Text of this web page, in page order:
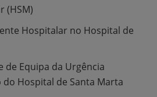
(HSM)
Hospitalar no Hospital de
de Equipa da Urgência
do Hospital de Santa Marta